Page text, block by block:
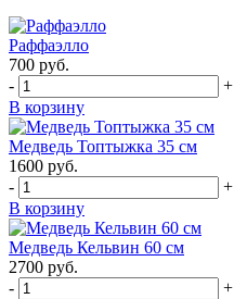
Раффаэлло
700 руб.
-
+
В корзину
Медведь Топтыжка 35 см
1600 руб.
-
+
В корзину
Медведь Кельвин 60 см
2700 руб.
-
+